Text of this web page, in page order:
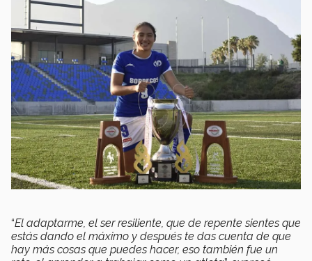
“El adaptarme, el ser resiliente, que de repente sientes que
estás dando el máximo y después te das cuenta de que
hay más cosas que puedes hacer, eso también fue un